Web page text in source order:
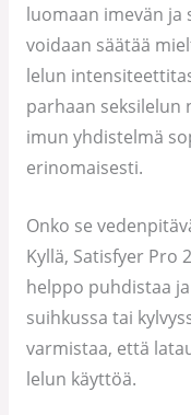
luomaan imevän ja
voidaan säätää
lelun
parhaan seksilelun
imun yhdistelmä
erinomaisesti.
Onko se
Kyllä, Satisfyer Pro
helppo puhdistaa
suihkussa tai
varmistaa, että
lelun käyttöä.